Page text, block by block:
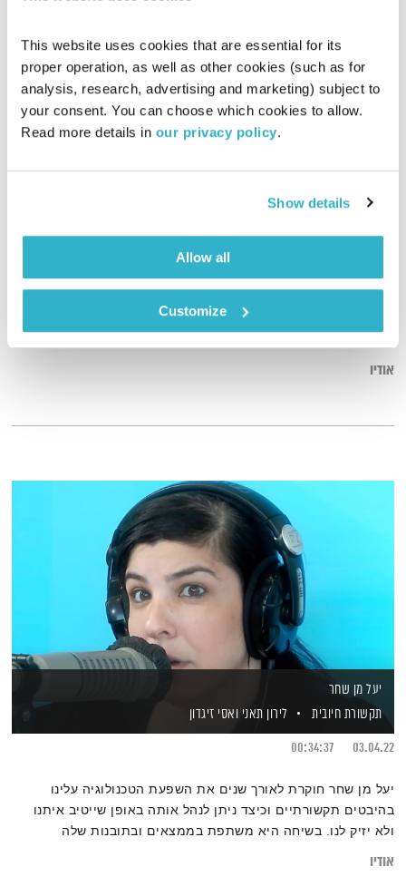
This website uses cookies that are essential for its
proper operation, as well as other cookies (such as for
analysis, research, advertising and marketing) subject to
your consent. You can choose which cookies to allow.
Read more details in our privacy policy.
Show details
Allow all
Customize
רון כחלילי
מזרחית. על ישראל שהייתה פעם, ועל זו העכשווית. על פערים בין
אודיו
יעל מן שחר
תקשורת חיובית
לירון תאני ואסי זיגדון
03.04.22
00:34:37
יעל מן שחר חוקרת לאורך שנים את השפעת הטכנולוגיה עלינו
בהיבטים תקשורתיים וכיצד ניתן לנהל אותה באופן שייטיב איתנו
ולא יזיק לנו. בשיחה היא משתפת בממצאים ובתובנות שלה
אודיו